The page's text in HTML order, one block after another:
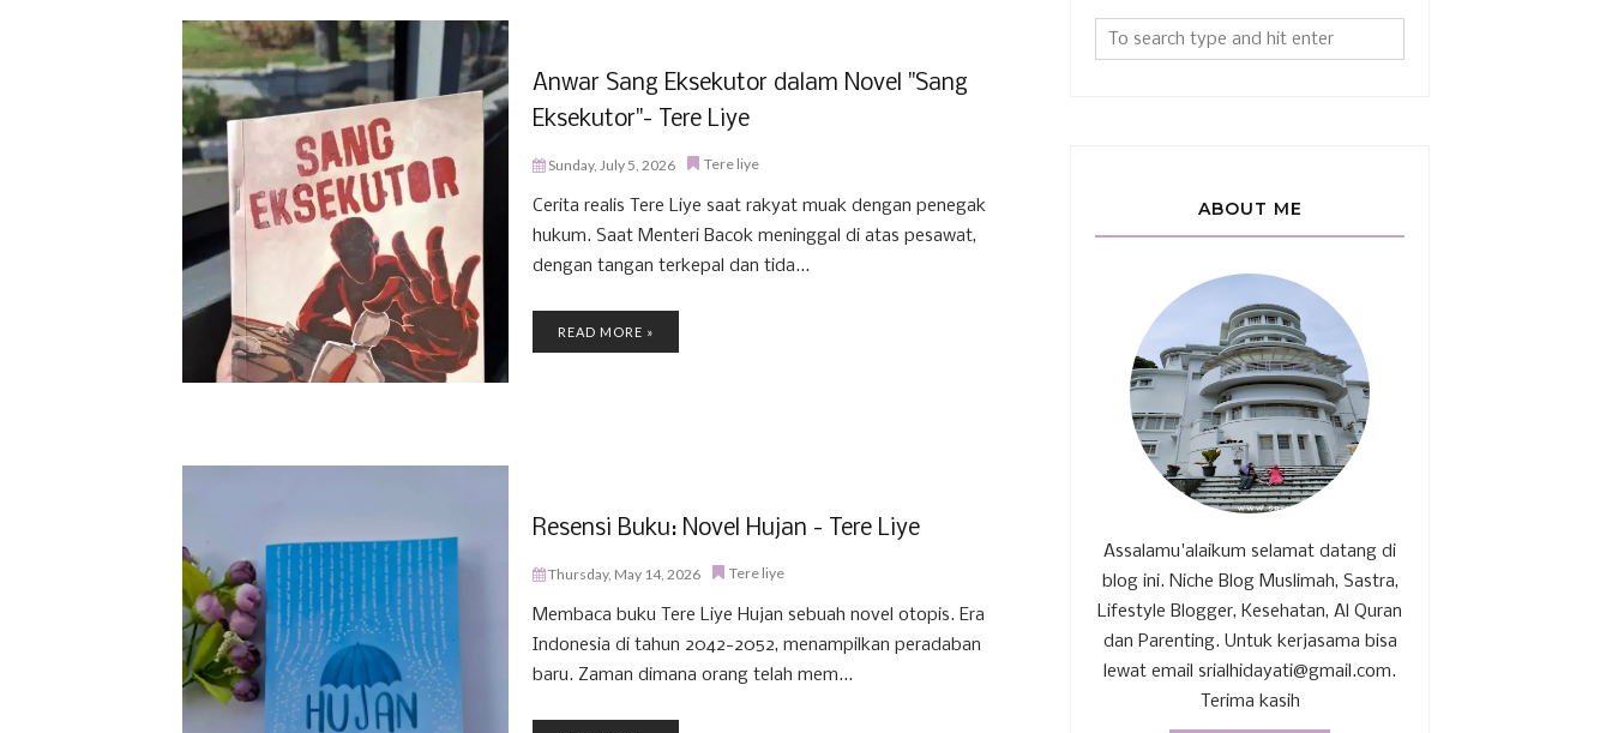
Anwar Sang Eksekutor dalam Novel "Sang
Eksekutor"- Tere Liye
Sunday, July 5, 2026 Tere liye
Cerita realis Tere Liye saat rakyat muak dengan penegak
hukum. Saat Menteri Bacok meninggal di atas pesawat,
dengan tangan terkepal dan tida...
READ MORE »
Resensi Buku: Novel Hujan - Tere Liye
Thursday, May 14, 2026 Tere liye
Membaca buku Tere Liye Hujan sebuah novel otopis. Era
Indonesia di tahun 2042-2052, menampilkan peradaban
baru. Zaman dimana orang telah mem...
ABOUT ME
Assalamu'alaikum selamat datang di
blog ini. Niche Blog Muslimah, Sastra,
Lifestyle Blogger, Kesehatan, Al Quran
dan Parenting. Untuk kerjasama bisa
lewat email srialhidayati@gmail.com.
Terima kasih